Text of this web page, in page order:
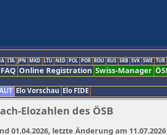
ITA JPN MKD LTU NED POL POR ROU RUS SRB SVK SWE TUR
FAQ Online Registration Swiss-Manager
Elo Vorschau Elo FIDE
Elozahlen des ÖSB
01.04.2026, letzte Änderung am